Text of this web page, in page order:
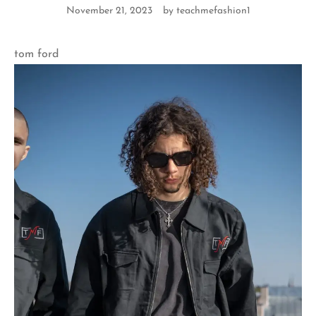
November 21, 2023 by teachmefashion1
tom ford